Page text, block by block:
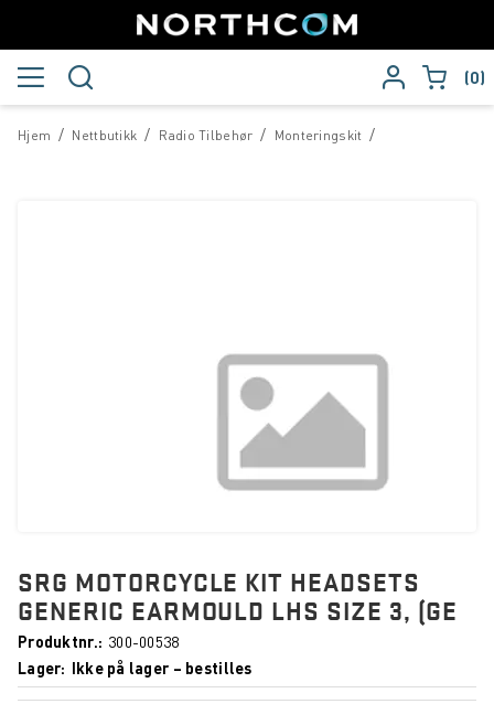
0
/
Hjem /
Nettbutikk /
Radio Tilbehør /
Monteringskit
SRG MOTORCYCLE KIT HEADSETS
GENERIC EARMOULD LHS SIZE 3, (GE
Produktnr.
300-00538
Lager
Ikke på lager – bestilles